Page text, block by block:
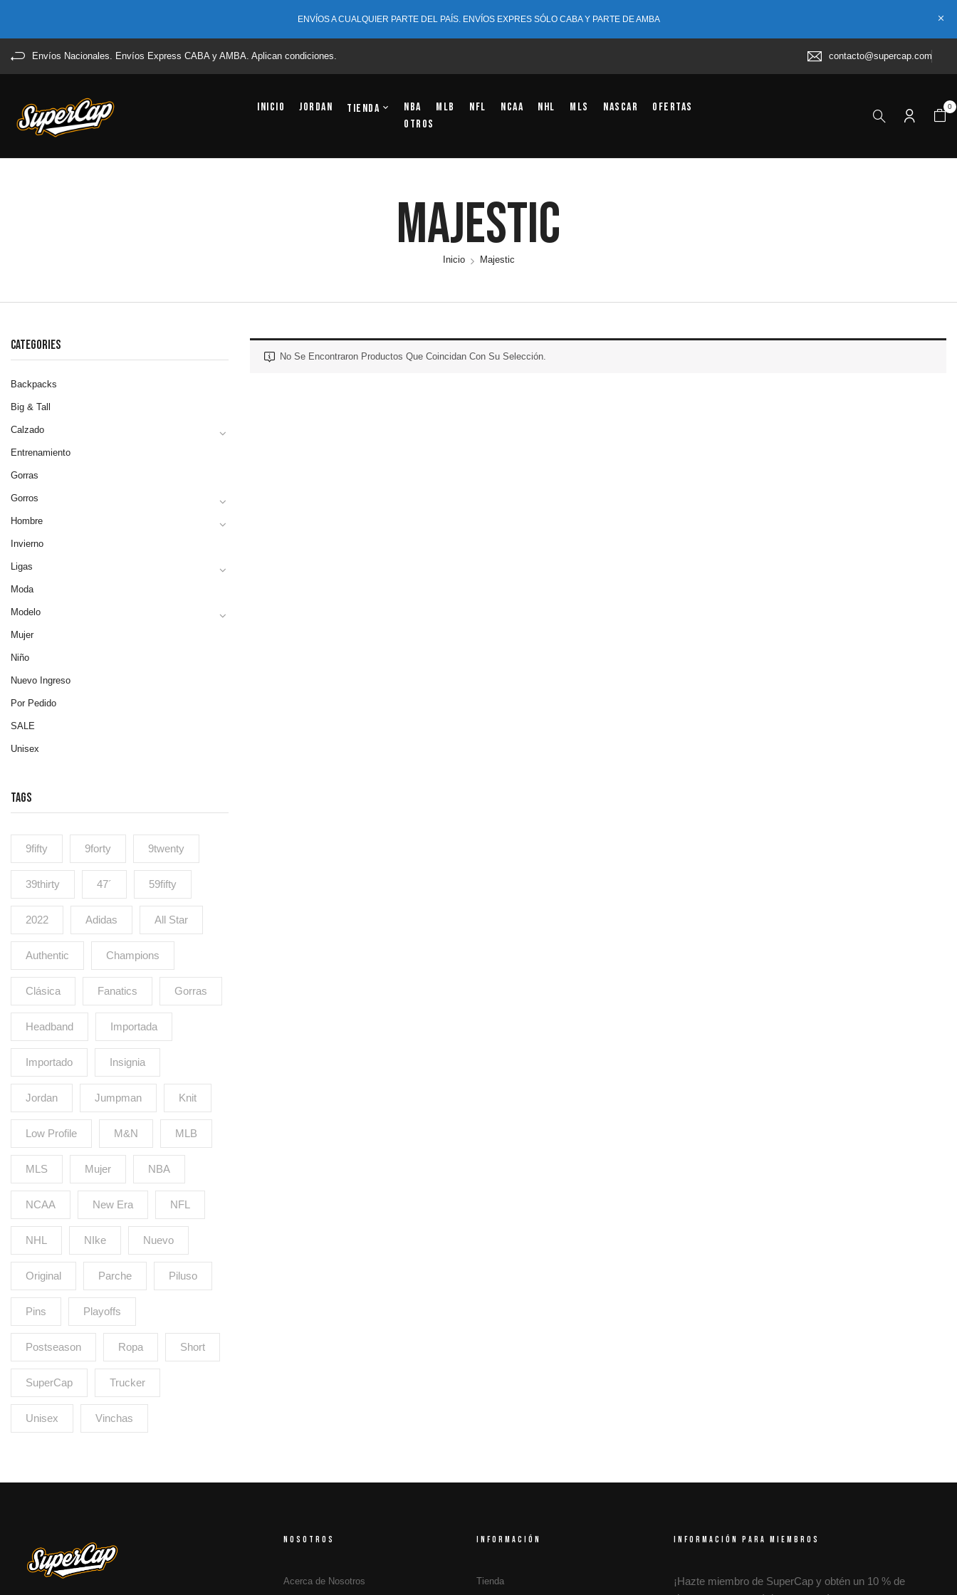
ENVÍOS A CUALQUIER PARTE DEL PAÍS. ENVÍOS EXPRES SÓLO CABA Y PARTE DE AMBA
Envíos Nacionales. Envíos Express CABA y AMBA. Aplican condiciones. contacto@supercap.com
Inicio Jordan Tienda NBA MLB NFL NCAA NHL MLS NASCAR
Ofertas
OTROS
0
Majestic
Inicio Majestic
CATEGORIES
Backpacks
Big & Tall
Calzado
Entrenamiento
Gorras
Gorros
Hombre
Invierno
Ligas
Moda
Modelo
Mujer
Niño
Nuevo Ingreso
Por Pedido
SALE
Unisex
TAGS
9fifty 9forty 9twenty
39thirty 47´ 59fifty
2022 Adidas All Star
Authentic Champions
Clásica Fanatics Gorras
Headband Importada
Importado Insignia
Jordan Jumpman Knit
Low Profile M&N MLB
MLS Mujer NBA
NCAA New Era NFL
NHL NIke Nuevo
Original Parche Piluso
Pins Playoffs
Postseason Ropa Short
SuperCap Trucker
Unisex Vinchas
No Se Encontraron Productos Que Coincidan Con Su Selección.
NOSOTROS
Acerca de Nosotros
INFORMACIÓN
Tienda
INFORMACIÓN PARA MIEMBROS
¡Hazte miembro de SuperCap y obtén un 10 % de